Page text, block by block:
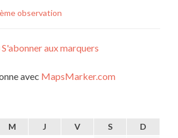
observation
S'abonner aux marquers
avec MapsMarker.com
M J V S
D